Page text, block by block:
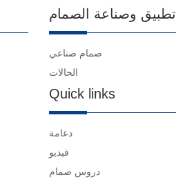
تطبيق وصناعة الصمام
صمام صناعي
الحالات
Quick links
دعامة
فيديو
دروس صمام